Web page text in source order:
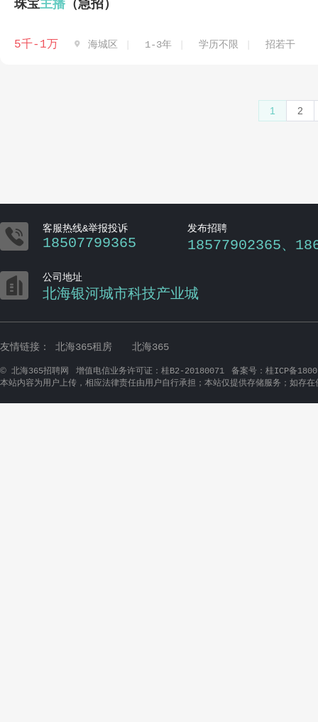
珠宝主播 （急招）
5千-1万  海城区 1-3年 学历不限 招若干
1 2
 客服热线&举报投诉
18507799365
发布招聘
18577902365、
 公司地址
北海银河城市科技产业城
友情链接： 北海365租房 北海365
© 北海365招聘网 增值电信业务许可证：桂B2-20180071
备案号：桂ICP备
本站内容为用户上传，相应法律责任由用户自行承担；本站仅提供存储服务；如存